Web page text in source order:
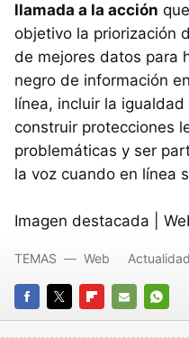
llamada a la acción
objetivo la priorización
de mejores datos para
negro de información
línea, incluir la
construir protecciones
problemáticas y ser
la voz cuando en línea
Imagen destacada |
FACEBOOK
TWITTERFLIPBOARD
E-
TEMAS Web Actualidad